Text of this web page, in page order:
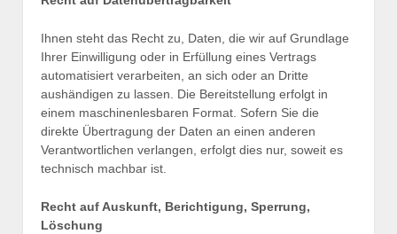
Ihnen steht das Recht zu, Daten, die wir auf Grundlage
Ihrer Einwilligung oder in Erfüllung eines Vertrags
automatisiert verarbeiten, an sich oder an Dritte
aushändigen zu lassen. Die Bereitstellung erfolgt in
einem maschinenlesbaren Format. Sofern Sie die
direkte Übertragung der Daten an einen anderen
Verantwortlichen verlangen, erfolgt dies nur, soweit es
technisch machbar ist.
Recht auf Auskunft, Berichtigung, Sperrung,
Löschung